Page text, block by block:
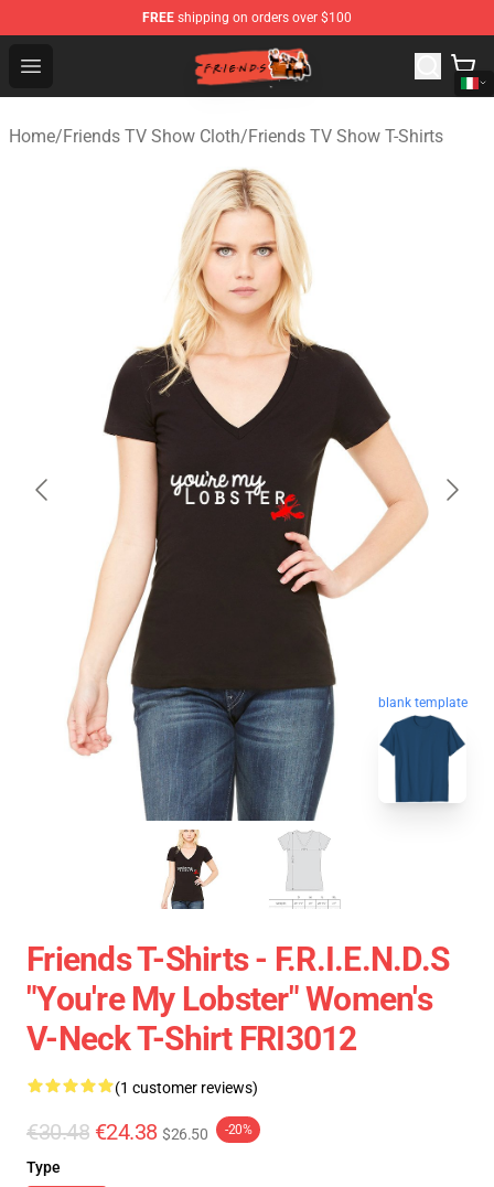
FREE shipping on orders over $100
Open menu
Friends Store - Official Friends Merchandise Shop
Home/Friends TV Show Cloth/Friends TV Show T-Shirts
blank template
Friends T-Shirts - F.R.I.E.N.D.S
"You're My Lobster" Women's
V-Neck T-Shirt FRI3012
(1 customer reviews)
€30.48 €24.38 $26.50 -20%
Type